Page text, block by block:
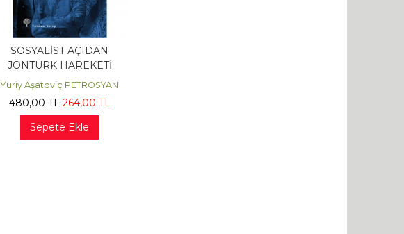
SOSYALİST AÇIDAN
JÖNTÜRK HAREKETİ
Yuriy Aşatoviç PETROSYAN
480,00TL 264,00 TL
Sepete Ekle